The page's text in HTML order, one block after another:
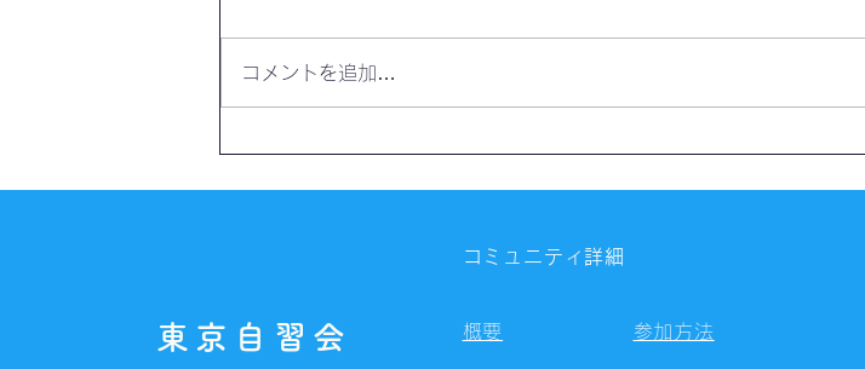
コメントを追加…
東京自習会
コミュニティ詳細
概要 参加方法